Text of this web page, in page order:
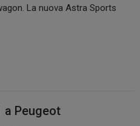
La nuova Astra Sports
a Peugeot